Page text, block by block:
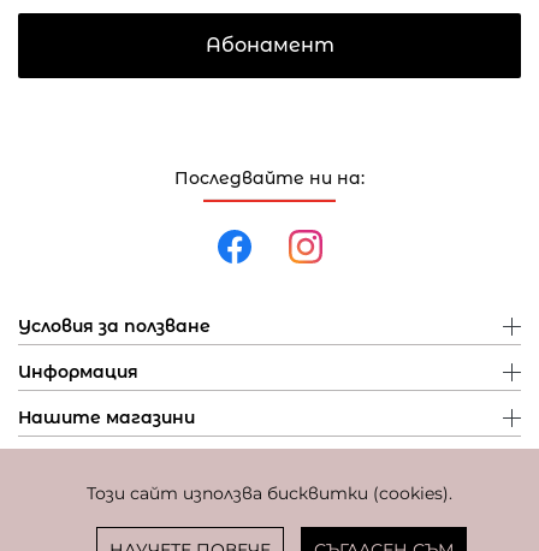
Този сайт използва бисквитки (cookies).
Последвайте ни на:
Условия за ползване
Информация
Нашите магазини
Абонамент
Фиксиран курс за превалутиране: 1 EUR = 1,95583 BGN